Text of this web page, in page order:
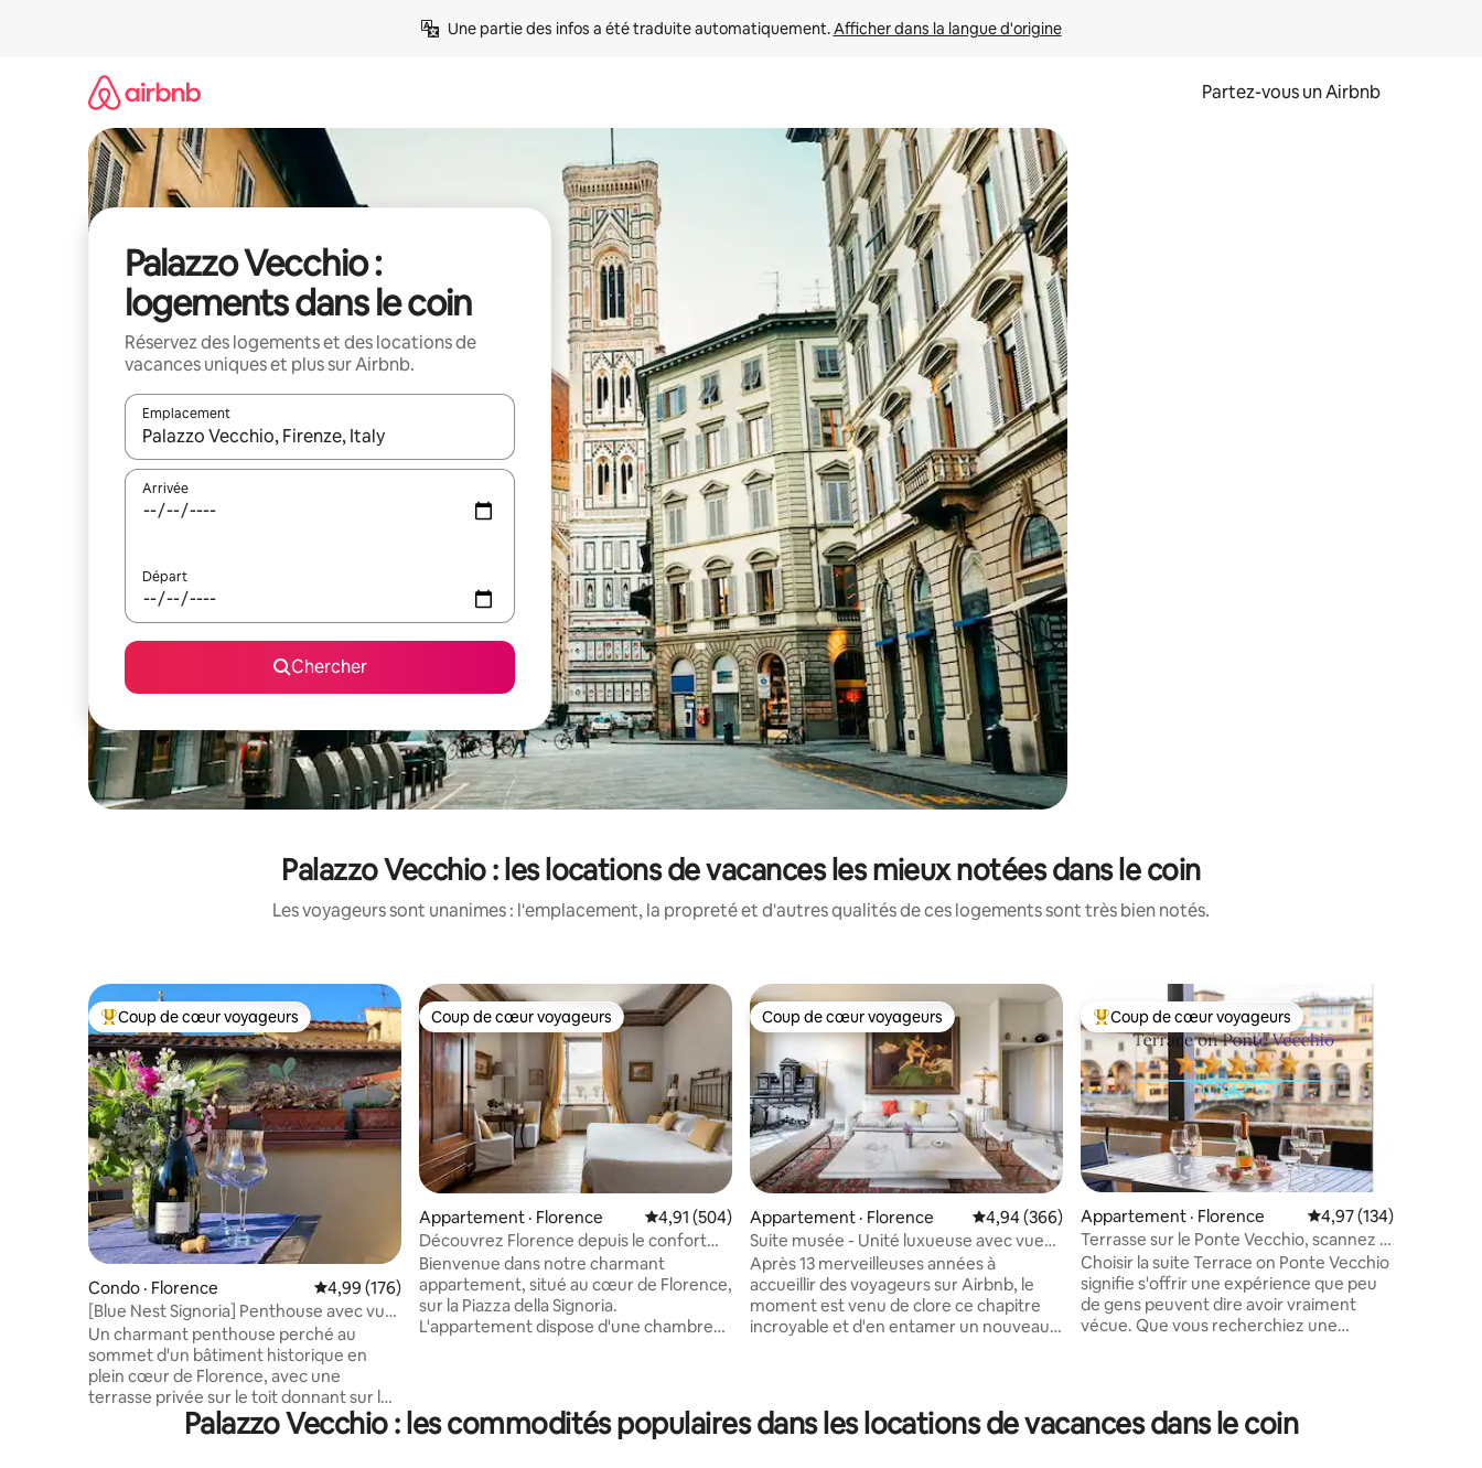
Une partie des infos a été traduite automatiquement. Afficher dans la langue d'origine
Partez-vous un Airbnb
Palazzo Vecchio :
logements dans le coin
Réservez des logements et des locations de
vacances uniques et plus sur Airbnb.
Emplacement
Quand les résultats sont affichés, parcourez-les en utilisant les flèches vers le haut et vers le bas, ou en appuyant dessus et en les faisant glisser.
Arrivée
Départ
Chercher
Palazzo Vecchio : les locations de vacances les mieux notées dans le coin
Les voyageurs sont unanimes : l'emplacement, la propreté et d'autres qualités de ces logements sont très bien notés.
Coup de cœur voyageurs parmi les plus aimés
Coup de cœur voyageurs
Condo · Florence Note moyenne de 4,99 sur 5, 176 commentaires
4,99 (176)
[Blue Nest Signoria] Penthouse avec vue
sur le Duomo et les Uffizi
Un charmant penthouse perché au
sommet d'un bâtiment historique en
plein cœur de Florence, avec une
terrasse privée sur le toit donnant sur le
Duomo, le Palazzo Vecchio et la Piazza
della Signoria. À l'intérieur, vous
Coup de cœur voyageurs
Coup de cœur voyageurs
Appartement · Florence Note moyenne de 4,91 sur 5, 504 commentaires
4,91 (504)
Découvrez Florence depuis le confort
d'un logement central
Bienvenue dans notre charmant
appartement, situé au cœur de Florence,
sur la Piazza della Signoria.
L'appartement dispose d'une chambre
confortable et lumineux, avec accès à un
petit balcon offrant une vue imprenable
Coup de cœur voyageurs
Coup de cœur voyageurs
Appartement · Florence Note moyenne de 4,94 sur 5, 366 commentaires
4,94 (366)
Suite musée - Unité luxueuse avec vue
sur la rivière -
Après 13 merveilleuses années à
accueillir des voyageurs sur Airbnb, le
moment est venu de clore ce chapitre
incroyable et d'en entamer un nouveau.
en résidence familiale privée. Ce fut un
immense honneur et un privilège
Coup de cœur voyageurs parmi les plus aimés
Coup de cœur voyageurs
Appartement · Florence Note moyenne de
4,97 (134)
Terrasse sur le Ponte Vecchio, scannez le
code QR dans la chambre noire photo
Choisir la suite Terrace on Ponte Vecchio
signifie s'offrir une expérience que peu
de gens peuvent dire avoir vraiment
vécue. Que vous recherchiez une
appartement est le choix idéal, offrez-
vous une expérience de valeur unique.
Palazzo Vecchio : les commodités populaires dans les locations de vacances dans le coin